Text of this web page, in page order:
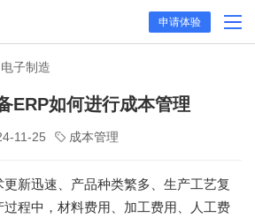
申请体验
电子制造
ERP如何进行成本管理
11-25 成本管理
新迅速、产品种类繁多、生产工艺复
程中，材料费用、加工费用、人工费